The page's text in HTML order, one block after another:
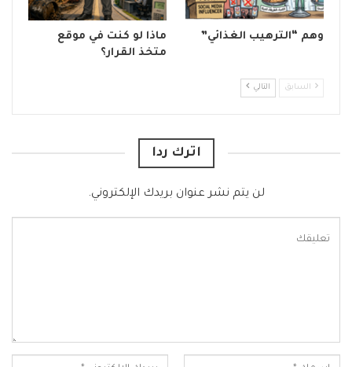
وهم “الترهيب الغذائي”
ماذا لو كنت في موقع
متخذ القرار؟
السابق التالي
اترك ردا
لن يتم نشر عنوان بريدك الإلكتروني.